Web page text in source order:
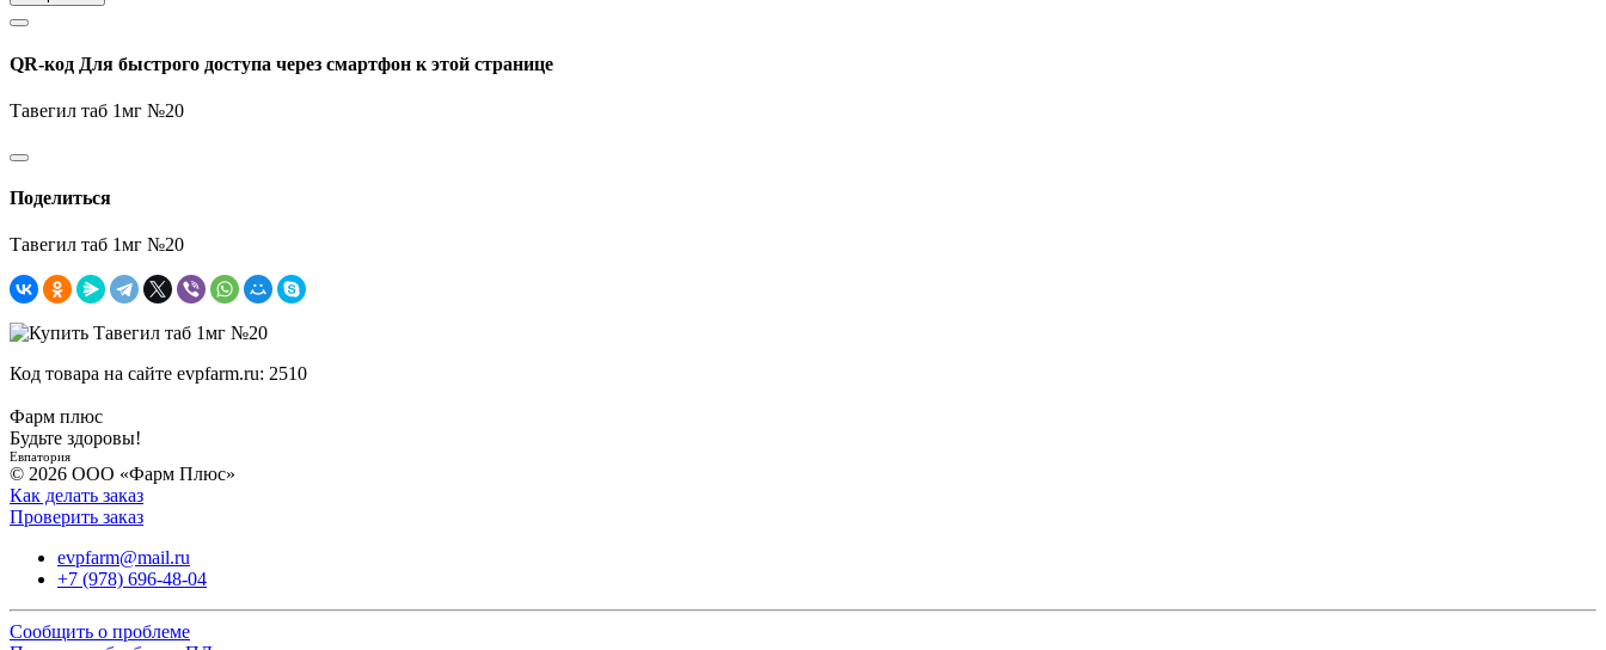
QR-код Для быстрого доступа через смартфон к этой странице
Тавегил таб 1мг №20
Поделиться
Тавегил таб 1мг №20
Код товара на сайте evpfarm.ru: 2510
Фарм плюс
Будьте здоровы!
Евпатория
© 2026 ООО «Фарм Плюс»
Как делать заказ
Проверить заказ
evpfarm@mail.ru
+7 (978) 696-48-04
Сообщить о проблеме